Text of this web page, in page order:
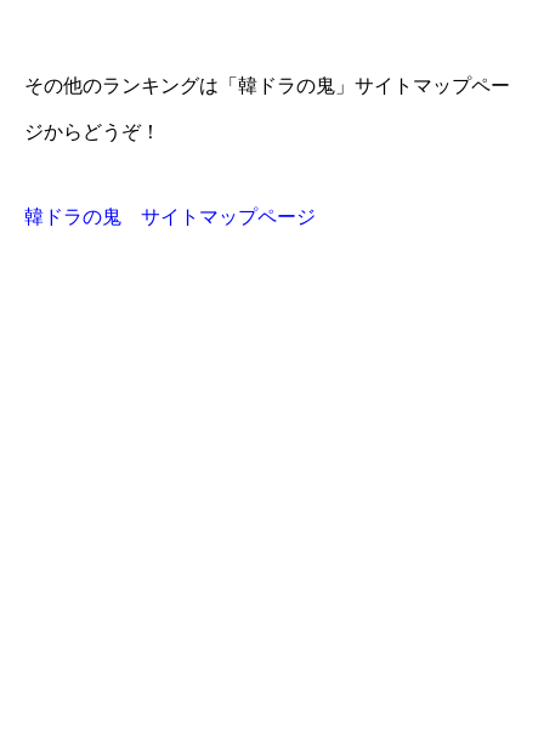
その他のランキングは「韓ドラの鬼」サイトマップペー
ジからどうぞ！
韓ドラの鬼 サイトマップページ